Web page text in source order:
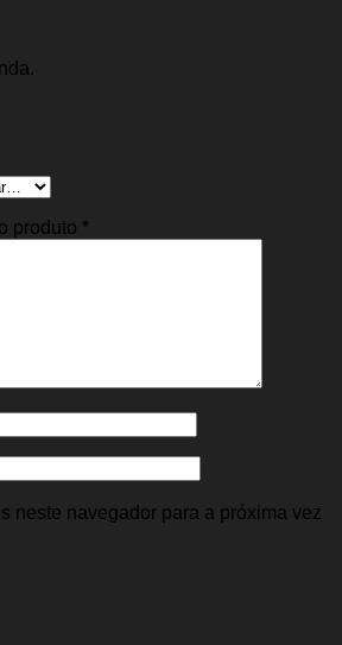
produto *
neste navegador para a próxima vez